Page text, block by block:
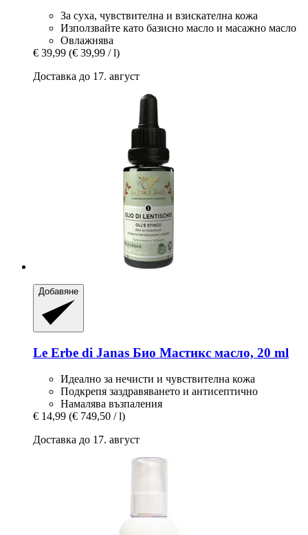
За суха, чувствителна и взискателна кожа
Използвайте като базисно масло и масажно масло
Овлажнява
€ 39,99 (€ 39,99 / l)
Доставка до 17. август
Добавяне
Le Erbe di Janas Био Мастикс масло, 20 ml
Идеално за нечисти и чувствителна кожа
Подкрепя заздравяването и антисептично
Намалява възпаления
€ 14,99 (€ 749,50 / l)
Доставка до 17. август